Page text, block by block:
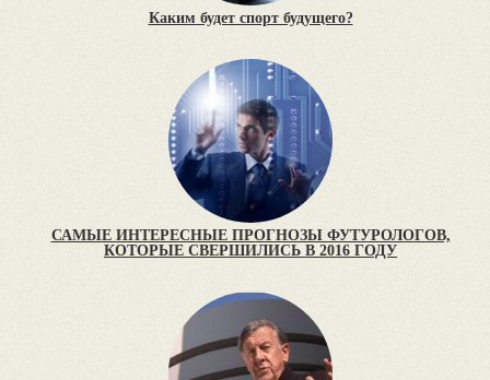
Каким будет спорт будущего?
САМЫЕ ИНТЕРЕСНЫЕ ПРОГНОЗЫ ФУТУРОЛОГОВ,
КОТОРЫЕ СВЕРШИЛИСЬ В 2016 ГОДУ